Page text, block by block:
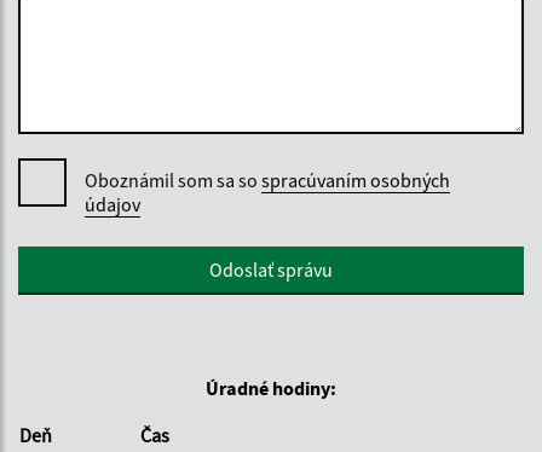
Oboznámil som sa so spracúvaním osobných
údajov
Google reCaptcha ResponseOdoslať správu
Úradné hodiny:
Deň
Čas